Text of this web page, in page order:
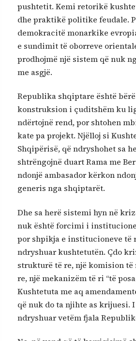
pushtetit. Kemi retorikë
dhe praktikë politike feudale.
demokracitë monarkike
e sundimit të oborreve
prodhojmë një sistem që nuk
me asgjë.
Republika shqiptare është
konstruksion i çuditshëm ku
ndërtojnë rend, por shtohen
kate pa projekt. Njëlloj si
Shqipërisë, që ndryshohet sa
shtrëngojnë duart Rama me
ndonjë ambasador kërkon
generis nga shqiptarët.
Dhe sa herë sistemi hyn në
nuk është forcimi i
por shpikja e institucioneve të
ndryshuar kushtetutën. Çdo
strukturë të re, një komision të
re, një mekanizëm të ri “të
Kushtetuta me aq
që nuk do ta njihte as krijuesi.
ndryshuar vetëm fjala